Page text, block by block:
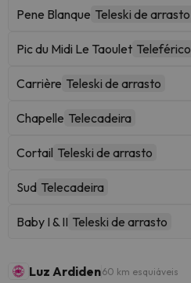
Pene Blanque Teleski de arrasto
Pic du Midi Le Taoulet Teleférico
Carrière Teleski de arrasto
Chapelle Telecadeira
Cortail Teleski de arrasto
Sud Telecadeira
Baby I & II Teleski de arrasto
Luz Ardiden60 km esquiáveis